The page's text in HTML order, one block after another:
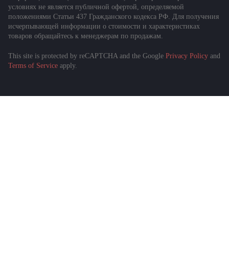
условиях не является публичной офертой, определяемой
положениями Статьи 437 Гражданского кодекса РФ. Для получения
исчерпывающей информации о стоимости и характеристиках
товаров обращайтесь к менеджерам по продажам.
This site is protected by reCAPTCHA and the Google Privacy Policy and
Terms of Service apply.
Подобрать спецтехнику
за 1 минуту